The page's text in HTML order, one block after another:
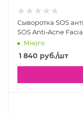
Сыворотка SOS
SOS Anti‐Acne
Много
1 840 руб./шт